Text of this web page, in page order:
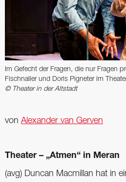
Im Gefecht der Fragen, die nur Fragen
Fischnaller und Doris Pigneter im
© Theater in der Altstadt
von Alexander van Gerven
Theater – „Atmen“ in Meran
(avg) Duncan Macmillan hat in